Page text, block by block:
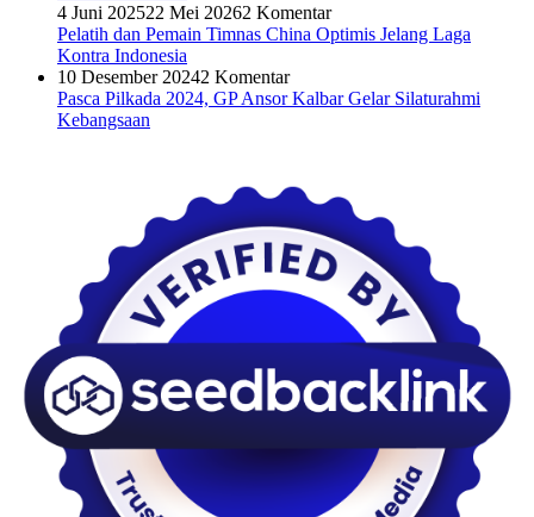
4 Juni 202522 Mei 20262 Komentar
Pelatih dan Pemain Timnas China Optimis Jelang Laga
Kontra Indonesia
10 Desember 20242 Komentar
Pasca Pilkada 2024, GP Ansor Kalbar Gelar Silaturahmi
Kebangsaan